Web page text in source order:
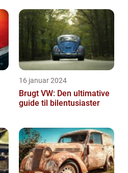
16 januar 2024
Brugt VW: Den ultimative
guide til bilentusiaster